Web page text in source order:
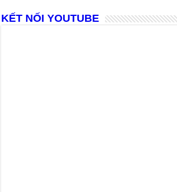
KẾT NỐI YOUTUBE